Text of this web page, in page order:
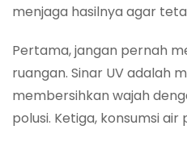
menjaga hasilnya agar
Pertama, jangan pernah
ruangan. Sinar UV adalah
membersihkan wajah
polusi. Ketiga, konsumsi